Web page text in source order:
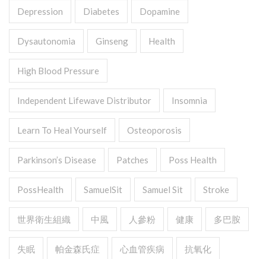
Depression Diabetes Dopamine
Dysautonomia Ginseng Health
High Blood Pressure
Independent Lifewave Distributor Insomnia
Learn To Heal Yourself Osteoporosis
Parkinson’s Disease Patches Poss Health
PossHealth SamuelSit Samuel Sit Stroke
世界衛生組織 中風 人參粉 健康 多巴胺
失眠 帕金森氏症 心血管疾病 抗氧化